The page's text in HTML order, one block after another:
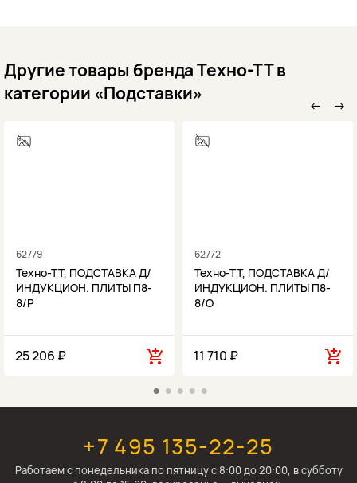
Другие товары бренда Техно-ТТ в
категории «Подставки»
←
62779
Техно-ТТ, ПОДСТАВКА Д/
ИНДУКЦИОН. ПЛИТЫ П8-
8/Р
25 206 ₽
62772
Техно-ТТ, ПОДСТАВКА Д/
ИНДУКЦИОН. ПЛИТЫ П8-
8/О
11 710 ₽
→
+7 495 135-22-25
Работаем c понедельника по пятницу с 8:00 до 20:00, в субботу